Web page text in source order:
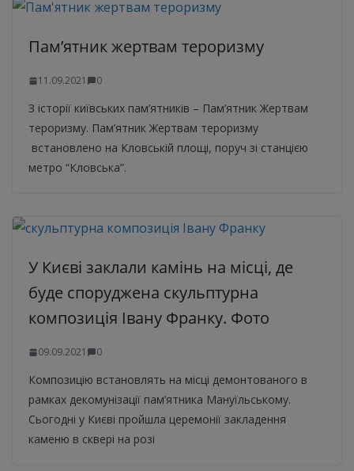
Пам’ятник жертвам тероризму
11.09.2021 0
З історії київських пам’ятників – Пам’ятник Жертвам
тероризму. Пам’ятник Жертвам тероризму
встановлено на Кловській площі, поруч зі станцією
метро “Кловська”.
У Києві заклали камінь на місці, де
буде споруджена скульптурна
композиція Івану Франку. Фото
09.09.2021 0
Композицію встановлять на місці демонтованого в
рамках декомунізації пам’ятника Мануїльському.
Сьогодні у Києві пройшла церемонії закладення
каменю в сквері на розі